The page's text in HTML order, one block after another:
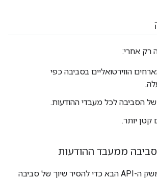
רק אחרי:
הווירטואליים בסביבה כפי
הסביבה לכל מעבדי ההודעות.
קטן יותר.
ממעבד ההודעות
צריך להשתמש בממשק ה-API הבא כדי להסיר שיוך של סביבה